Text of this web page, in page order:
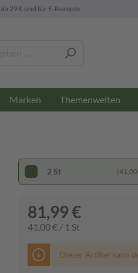
ab 29 € und für E-Rezepte
Marken Themenwelten
2 St (41,00
81,99 €
41,00 € / 1 St
Dieser Artikel kann